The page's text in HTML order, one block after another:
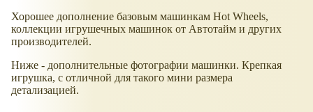
Хорошее дополнение базовым машинкам Hot Wheels,
коллекции игрушечных машинок от Автотайм и других
производителей.
Ниже - дополнительные фотографии машинки. Крепкая
игрушка, с отличной для такого мини размера
детализацией.